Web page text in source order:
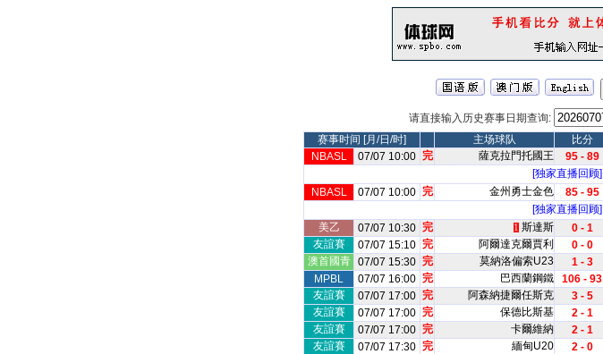
请直接输入历史赛事日期查询:
赛事时间 [月/日/时]
主场球队 比分
NBASL
07/07 10:00 完 薩克拉門托國王 95 - 89
[独家直播回顾]
NBASL
07/07 10:00 完 金州勇士金色 85 - 95
[独家直播回顾]
美乙
07/07 10:30 完 1 斯達斯 0 - 1
友誼賽
07/07 15:10 完 阿爾達克爾賈利 0 - 0
澳首國青
07/07 15:30 完 莫納洛偏索U23 1 - 3
MPBL
07/07 16:00 完 巴西蘭鋼鐵 106 - 93
友誼賽
07/07 17:00 完 阿森納捷爾任斯克 3 - 5
友誼賽
07/07 17:00 完 保德比斯基 2 - 1
友誼賽
07/07 17:00 完 卡爾維納 2 - 1
友誼賽
07/07 17:30 完 緬甸U20 2 - 0